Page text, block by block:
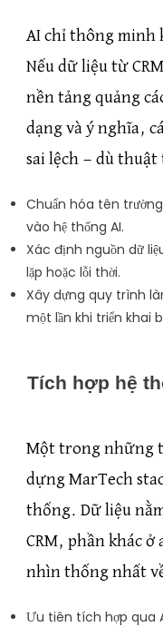
AI chỉ thông minh
Nếu dữ liệu từ
nền tảng quảng
dạng và ý nghĩa,
sai lệch — dù
Chuẩn hóa tên
vào hệ thống AI.
Xác định nguồn dữ
lặp hoặc lỗi thời.
Xây dựng quy trình
một lần khi triển khai
Tích hợp hệ
Một trong những
dựng MarTech
thống. Dữ liệu
CRM, phần khác ở
nhìn thống nhất
Ưu tiên tích hợp qua